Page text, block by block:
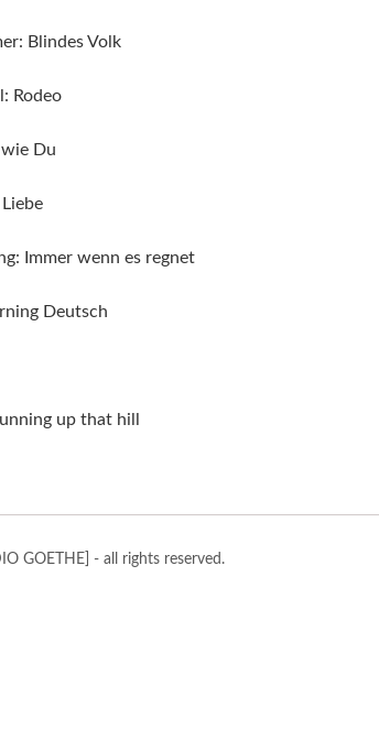
Blindes Volk
Rodeo
Du
Immer wenn es regnet
Deutsch
up that hill
GOETHE] - all rights reserved.